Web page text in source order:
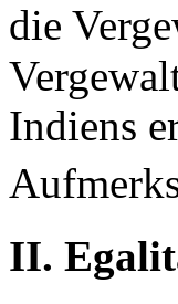
die
Indiens
II.